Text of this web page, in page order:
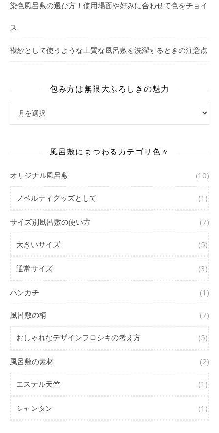
染色風呂敷の選び方！使用場面や好みに合わせて色をチョイ
ス
袱紗として使うような上質な風呂敷を洗濯するときの注意点
包み方は無限大ふろしきの魅力
風呂敷にまつわるカテゴリ色々
オリジナル風呂敷 (10)
ノベルティグッズとして (1)
サイズ別風呂敷の使い方 (7)
大きいサイズ (5)
通常サイズ (3)
ハンカチ (1)
風呂敷の柄 (7)
おしゃれなデザインフロシキの考え方 (5)
風呂敷の素材 (2)
エステル天竺 (1)
シャンタン (1)